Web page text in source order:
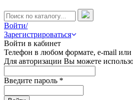
Войти/
Зарегистрироваться
Войти в кабинет
Телефон в любом формате, e-mail или
Для авторизации Вы можете
Введите пароль *